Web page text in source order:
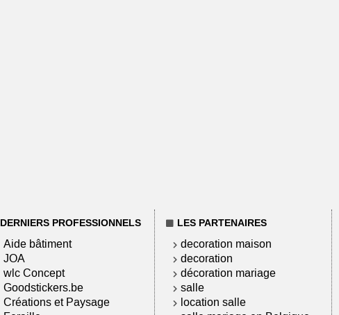
DERNIERS PROFESSIONNELS
Aide bâtiment
JOA
wlc Concept
Goodstickers.be
Créations et Paysage
LES PARTENAIRES
decoration maison
decoration
décoration mariage
salle
location salle